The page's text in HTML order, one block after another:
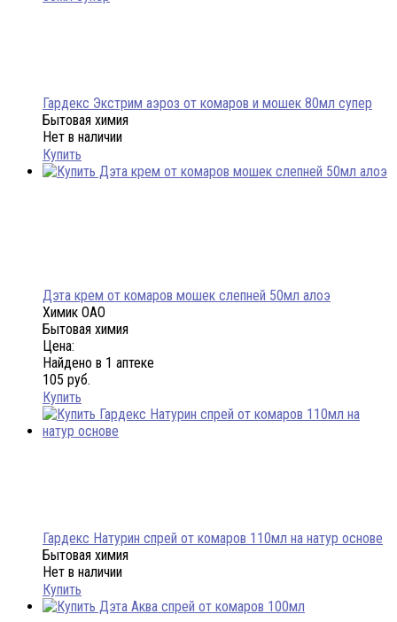
Гардекс Экстрим аэроз от комаров и мошек 80мл супер
Бытовая химия
Нет в наличии
Купить
Дэта крем от комаров мошек слепней 50мл алоэ
Химик ОАО
Бытовая химия
Цена:
Найдено в 1 аптеке
105 руб.
Купить
Гардекс Натурин спрей от комаров 110мл на натур основе
Бытовая химия
Нет в наличии
Купить